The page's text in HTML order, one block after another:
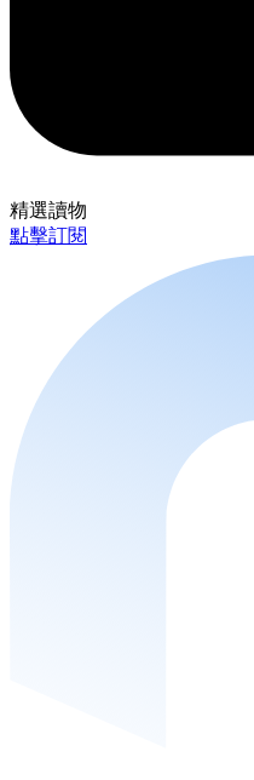
精選讀物
點擊訂閱